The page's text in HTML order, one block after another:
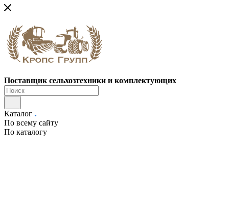
Поставщик сельхозтехники и комплектующих
Каталог
По всему сайту
По каталогу